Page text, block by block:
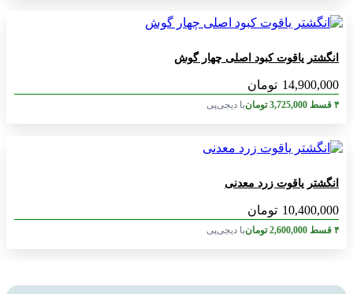
انگشتر یاقوت کبود اصلی چهار گوش
14,900,000 تومان
۴ قسط 3,725,000 تومانبا دیجی‌پی
انگشتر یاقوت زرد معدنی
10,400,000 تومان
۴ قسط 2,600,000 تومانبا دیجی‌پی